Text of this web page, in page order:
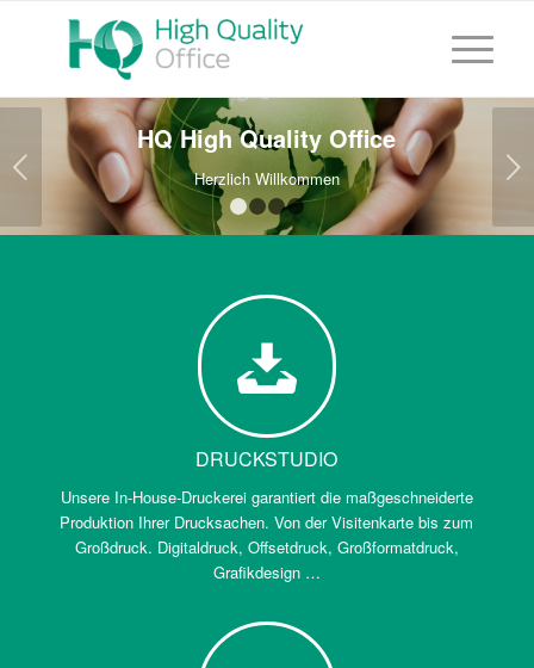
HQ High Quality Office
Herzlich Willkommen Weiter
1 2 3 4
DRUCKSTUDIO
Unsere In-House-Druckerei garantiert die maßgeschneiderte
Produktion Ihrer Drucksachen. Von der Visitenkarte bis zum
Großdruck. Digitaldruck, Offsetdruck, Großformatdruck,
Grafikdesign …